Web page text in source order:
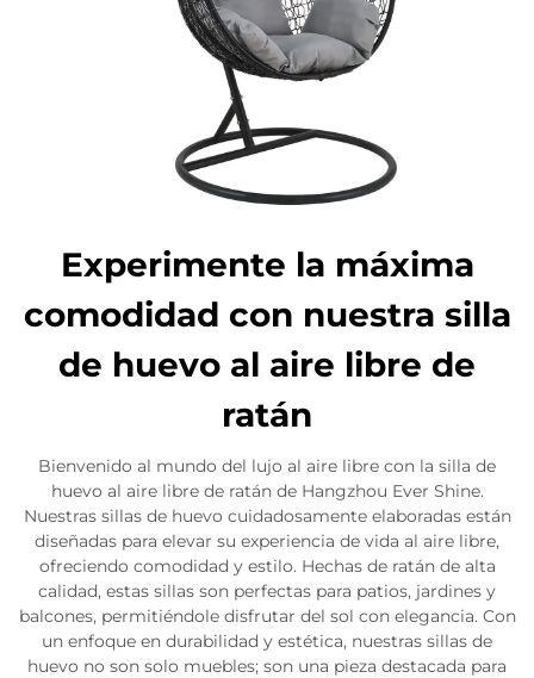
Experimente la máxima
comodidad con nuestra silla
de huevo al aire libre de
ratán
Bienvenido al mundo del lujo al aire libre con la silla de
huevo al aire libre de ratán de Hangzhou Ever Shine.
Nuestras sillas de huevo cuidadosamente elaboradas están
diseñadas para elevar su experiencia de vida al aire libre,
ofreciendo comodidad y estilo. Hechas de ratán de alta
calidad, estas sillas son perfectas para patios, jardines y
balcones, permitiéndole disfrutar del sol con elegancia. Con
un enfoque en durabilidad y estética, nuestras sillas de
huevo no son solo muebles; son una pieza destacada para